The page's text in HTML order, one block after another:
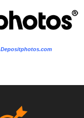
Depositphotos.com